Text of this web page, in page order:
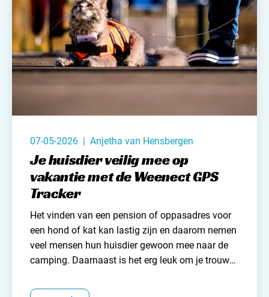
07-05-2026 | Anjetha van Hensbergen
Je huisdier veilig mee op
vakantie met de Weenect GPS
Tracker
Het vinden van een pension of oppasadres voor
een hond of kat kan lastig zijn en daarom nemen
veel mensen hun huisdier gewoon mee naar de
camping. Daarnaast is het erg leuk om je trouwe
niet te ver hoeft te reizen en je huisdier eraan